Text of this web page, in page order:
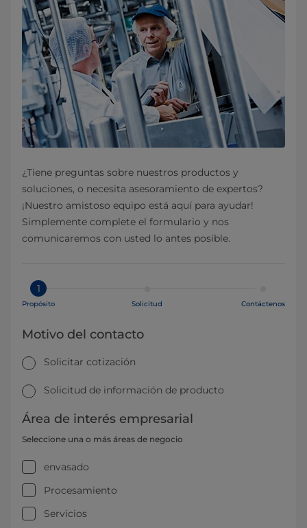
¿Tiene preguntas sobre nuestros productos y
soluciones, o necesita asesoramiento de expertos?
¡Nuestro amistoso equipo está aquí para ayudar!
Simplemente complete el formulario y nos
comunicaremos con usted lo antes posible.
1
Propósito Solicitud Contáctenos
Motivo del contacto
Solicitar cotización
Solicitud de información de producto
Área de interés empresarial
Seleccione una o más áreas de negocio
envasado
Procesamiento
Servicios